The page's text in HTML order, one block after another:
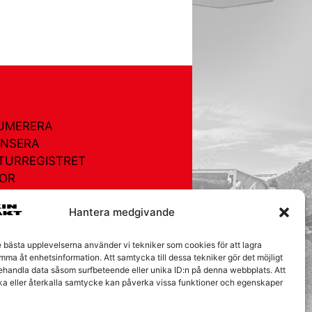
Hantera medgivande
bästa upplevelserna använder vi tekniker som cookies för att lagra
åt enhetsinformation. Att samtycka till dessa tekniker gör det möjligt
data såsom surfbeteende eller unika ID:n på denna webbplats. Att
eller återkalla samtycke kan påverka vissa funktioner och egenskaper
KAKOR